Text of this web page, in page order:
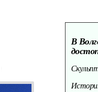
В